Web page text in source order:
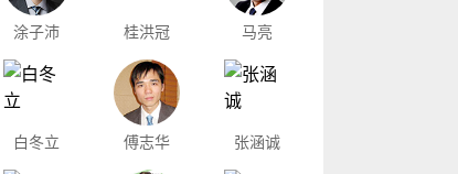
涂子沛 桂洪冠 马亮
白冬立 傅志华 张涵诚